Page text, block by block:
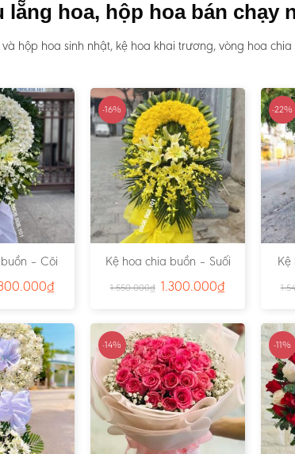
lẵng hoa, hộp hoa bán chạy
hộp hoa sinh nhật, kệ hoa khai trương, vòng hoa
– Cõi
Ms:4724
₫
-16%
Kệ hoa chia buồn – Suối
1.550.000₫ 1.300.000₫
-22%
Kệ
-14% -11%